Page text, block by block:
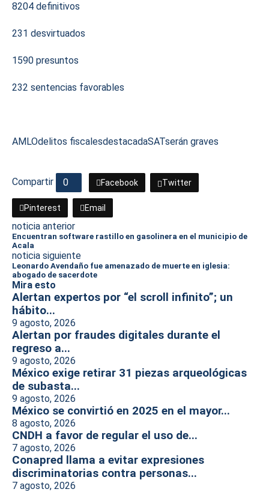
8204 definitivos
231 desvirtuados
1590 presuntos
232 sentencias favorables
AMLOdelitos fiscalesdestacadaSATserán graves
Compartir 0 Facebook Twitter
Pinterest Email
noticia anterior
Encuentran software rastillo en gasolinera en el municipio de
Acala
noticia siguiente
Leonardo Avendaño fue amenazado de muerte en iglesia:
abogado de sacerdote
Mira esto
Alertan expertos por “el scroll infinito”; un
hábito...
9 agosto, 2026
Alertan por fraudes digitales durante el
regreso a...
9 agosto, 2026
México exige retirar 31 piezas arqueológicas
de subasta...
9 agosto, 2026
México se convirtió en 2025 en el mayor...
8 agosto, 2026
CNDH a favor de regular el uso de...
7 agosto, 2026
Conapred llama a evitar expresiones
discriminatorias contra personas...
7 agosto, 2026